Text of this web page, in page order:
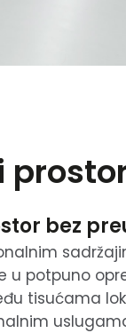
bez
u potpuno
tisućama